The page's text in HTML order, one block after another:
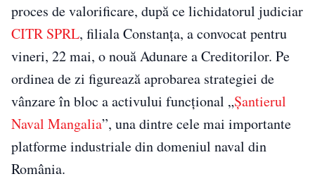
proces de valorificare, după ce lichidatorul judiciar
CITR SPRL, filiala Constanța, a convocat pentru
vineri, 22 mai, o nouă Adunare a Creditorilor. Pe
ordinea de zi figurează aprobarea strategiei de
vânzare în bloc a activului funcțional „Șantierul
Naval Mangalia”, una dintre cele mai importante
platforme industriale din domeniul naval din
România.